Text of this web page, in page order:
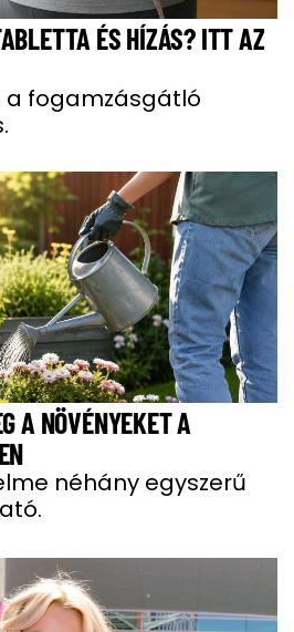
ÉS HÍZÁS? ITT AZ
a fogamzásgátló
A NÖVÉNYEKET A
néhány egyszerű